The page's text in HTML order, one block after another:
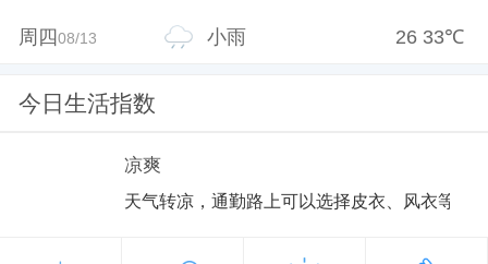
周四08/13 小雨 26 33℃
今日生活指数
凉爽
天气转凉，通勤路上可以选择皮衣、风衣等防